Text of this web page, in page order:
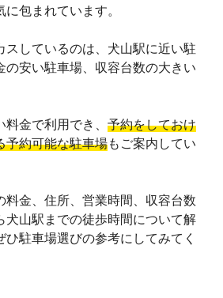
包まれています。
スしているのは、犬山駅に近い駐
の安い駐車場、収容台数の大きい
金で利用でき、 予約をしておけ
予約可能な駐車場もご案内してい
料金、住所、営業時間、収容台数
犬山駅までの徒歩時間について解
駐車場選びの参考にしてみてく